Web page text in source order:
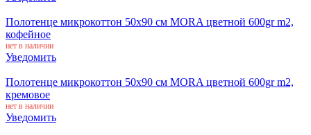
Полотенце микрокоттон 50x90 см MORA цветной 600gr m2,
кофейное
нет в наличии
Уведомить
Полотенце микрокоттон 50x90 см MORA цветной 600gr m2,
кремовое
нет в наличии
Уведомить